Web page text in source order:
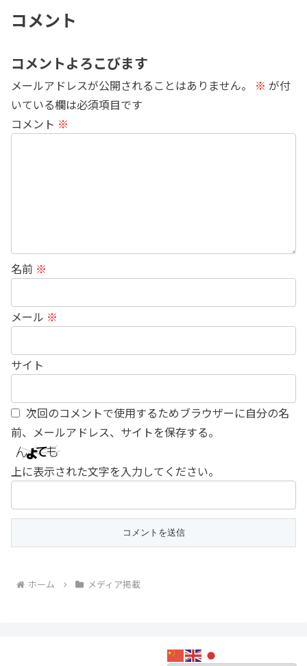
コメント
コメントよろこびます
メールアドレスが公開されることはありません。 ※ が付
いている欄は必須項目です
コメント ※
名前 ※
メール ※
サイト
次回のコメントで使用するためブラウザーに自分の名
前、メールアドレス、サイトを保存する。
上に表示された文字を入力してください。
ホーム メディア掲載